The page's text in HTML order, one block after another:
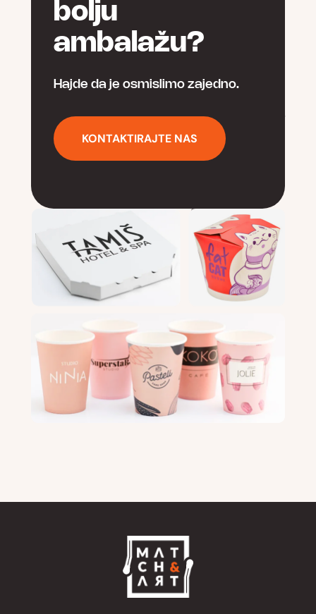
bolju
ambalažu?
Hajde da je osmislimo zajedno.
KONTAKTIRAJTE NAS